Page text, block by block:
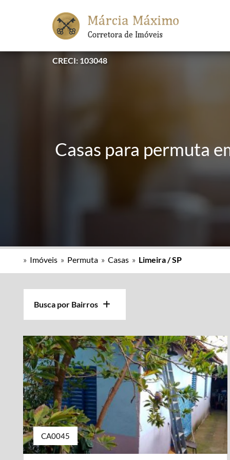
CRECI: 103048
Casas para permuta
» Imóveis » Permuta » Casas » Limeira / SP
Busca por Bairros
CA0045